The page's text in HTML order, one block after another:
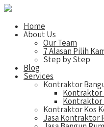
Home
About Us
Our Team
7 Alasan Pilih
Step by Step
Blog
Services
Kontraktor
Kontraktor
Kontraktor
Kontraktor Kos
Jasa Kontraktor